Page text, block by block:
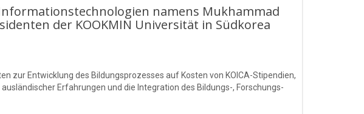
namens Mukhammad
der KOOKMIN Universität in Südkorea
zur Entwicklung des Bildungsprozesses auf Kosten von KOICA-Stipendien,
Erfahrungen und die Integration des Bildungs-, Forschungs-